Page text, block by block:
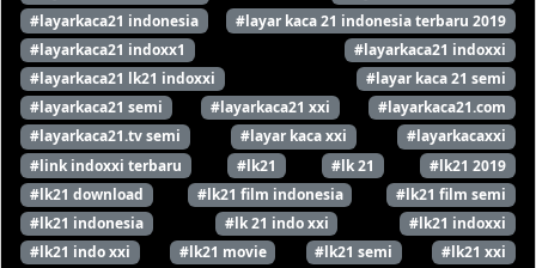
#layarkaca21 indonesia
#layar kaca 21 indonesia terbaru 2019
#layarkaca21 indoxx1
#layarkaca21 indoxxi
#layarkaca21 lk21 indoxxi
#layar kaca 21 semi
#layarkaca21 semi
#layarkaca21 xxi
#layarkaca21.com
#layarkaca21.tv semi
#layar kaca xxi
#layarkacaxxi
#link indoxxi terbaru
#lk21 #lk 21
#lk21 2019
#lk21 download
#lk21 film indonesia
#lk21 film semi
#lk21 indonesia
#lk 21 indo xxi
#lk21 indoxxi
#lk21 indo xxi
#lk21 movie #lk21 semi
#lk21 xxi